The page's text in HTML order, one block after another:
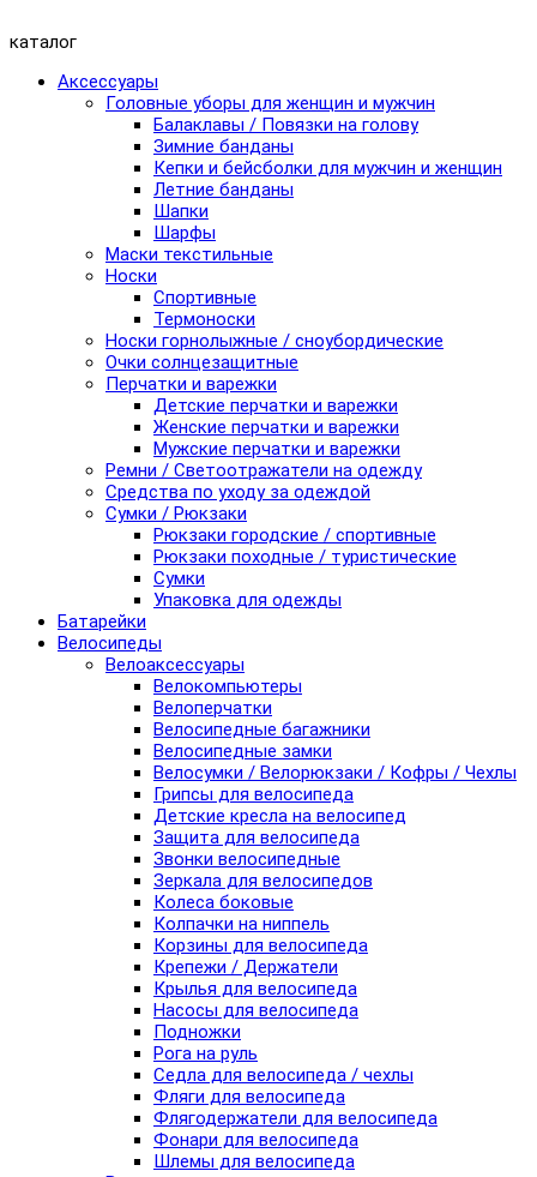
каталог
Аксессуары
Головные уборы для женщин и мужчин
Балаклавы / Повязки на голову
Зимние банданы
Кепки и бейсболки для мужчин и женщин
Летние банданы
Шапки
Шарфы
Маски текстильные
Носки
Спортивные
Термоноски
Носки горнолыжные / сноубордические
Очки солнцезащитные
Перчатки и варежки
Детские перчатки и варежки
Женские перчатки и варежки
Мужские перчатки и варежки
Ремни / Светоотражатели на одежду
Средства по уходу за одеждой
Сумки / Рюкзаки
Рюкзаки городские / спортивные
Рюкзаки походные / туристические
Сумки
Упаковка для одежды
Батарейки
Велосипеды
Велоаксессуары
Велокомпьютеры
Велоперчатки
Велосипедные багажники
Велосипедные замки
Велосумки / Велорюкзаки / Кофры / Чехлы
Грипсы для велосипеда
Детские кресла на велосипед
Защита для велосипеда
Звонки велосипедные
Зеркала для велосипедов
Колеса боковые
Колпачки на ниппель
Корзины для велосипеда
Крепежи / Держатели
Крылья для велосипеда
Насосы для велосипеда
Подножки
Рога на руль
Седла для велосипеда / чехлы
Фляги для велосипеда
Флягодержатели для велосипеда
Фонари для велосипеда
Шлемы для велосипеда